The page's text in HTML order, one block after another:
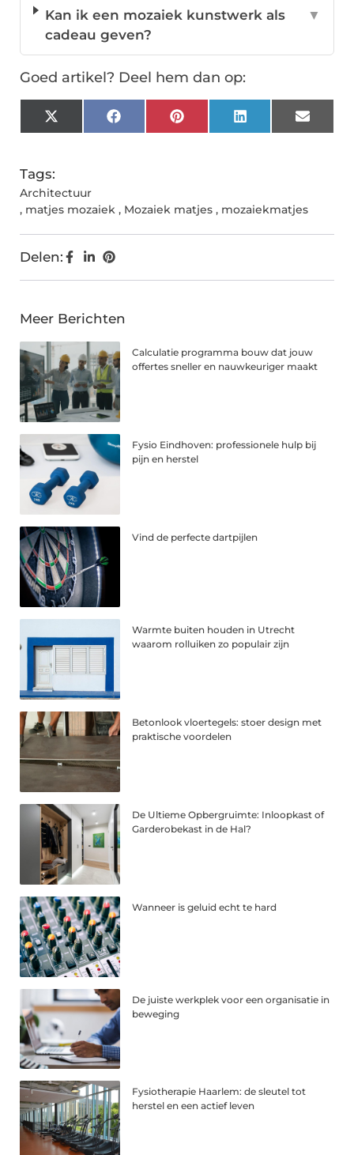
Kan ik een mozaiek kunstwerk als
cadeau geven?
▼
Goed artikel? Deel hem dan op:
X
(Twitter)
FacebookPinterestLinkedInEmail
Tags:
Architectuur
, matjes mozaiek , Mozaiek matjes , mozaiekmatjes
Delen:
Meer Berichten
Calculatie programma bouw dat jouw
offertes sneller en nauwkeuriger maakt
Fysio Eindhoven: professionele hulp bij
pijn en herstel
Vind de perfecte dartpijlen
Warmte buiten houden in Utrecht
waarom rolluiken zo populair zijn
Betonlook vloertegels: stoer design met
praktische voordelen
De Ultieme Opbergruimte: Inloopkast of
Garderobekast in de Hal?
Wanneer is geluid echt te hard
De juiste werkplek voor een organisatie in
beweging
Fysiotherapie Haarlem: de sleutel tot
herstel en een actief leven